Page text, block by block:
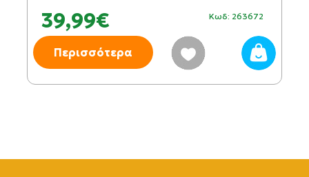
39,99€ Κωδ: 263672
Περισσότερα